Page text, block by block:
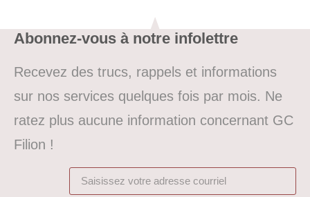
Abonnez-vous à notre infolettre
Recevez des trucs, rappels et informations
sur nos services quelques fois par mois. Ne
ratez plus aucune information concernant GC
Filion !